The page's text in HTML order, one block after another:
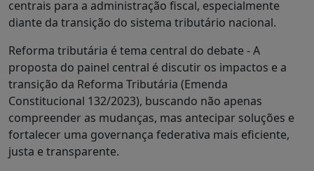
centrais para a administração fiscal, especialmente
diante da transição do sistema tributário nacional.
Reforma tributária é tema central do debate - A
proposta do painel central é discutir os impactos e a
transição da Reforma Tributária (Emenda
Constitucional 132/2023), buscando não apenas
compreender as mudanças, mas antecipar soluções e
fortalecer uma governança federativa mais eficiente,
justa e transparente.